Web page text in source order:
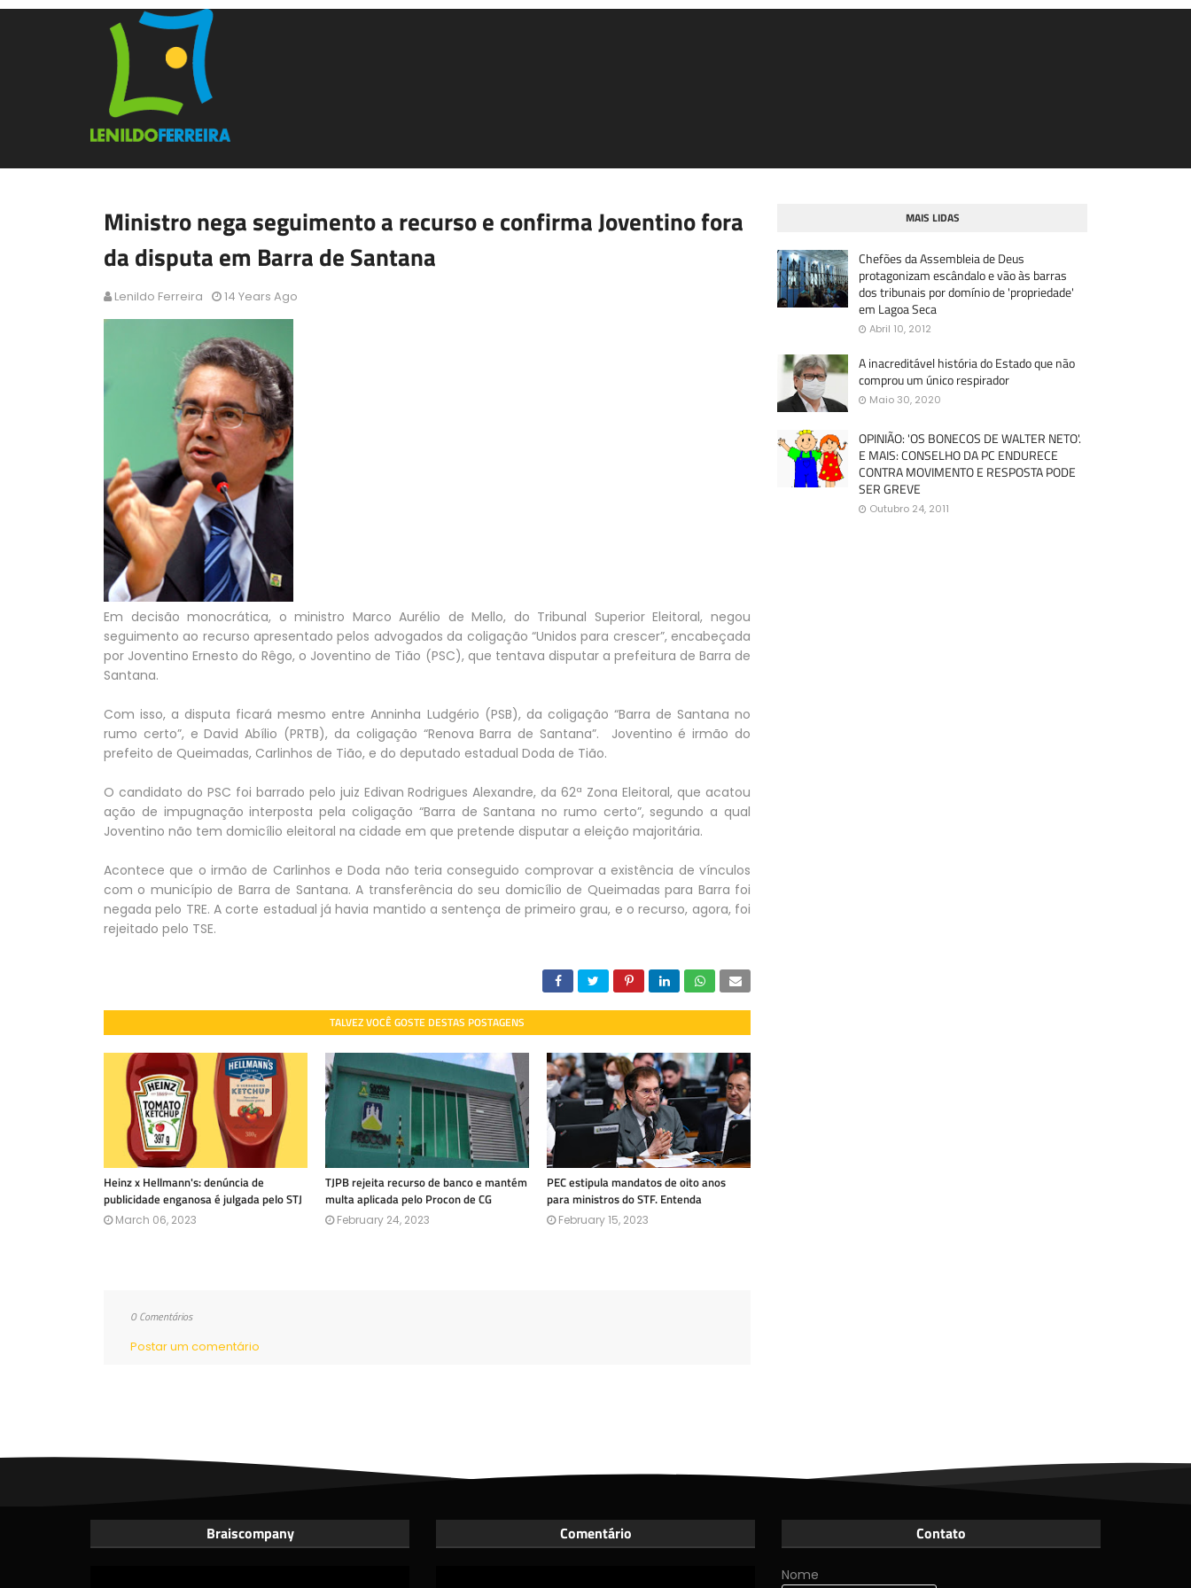
Ministro nega seguimento a recurso e confirma Joventino fora
da disputa em Barra de Santana
Lenildo Ferreira 14 Years Ago
Em decisão monocrática, o ministro Marco Aurélio de Mello, do Tribunal Superior Eleitoral, negou
seguimento ao recurso apresentado pelos advogados da coligação “Unidos para crescer”, encabeçada
por Joventino Ernesto do Rêgo, o Joventino de Tião (PSC), que tentava disputar a prefeitura de Barra de
Santana.
Com isso, a disputa ficará mesmo entre Anninha Ludgério (PSB), da coligação “Barra de Santana no
rumo certo”, e David Abílio (PRTB), da coligação “Renova Barra de Santana”. Joventino é irmão do
prefeito de Queimadas, Carlinhos de Tião, e do deputado estadual Doda de Tião.
O candidato do PSC foi barrado pelo juiz Edivan Rodrigues Alexandre, da 62ª Zona Eleitoral, que acatou
ação de impugnação interposta pela coligação “Barra de Santana no rumo certo”, segundo a qual
Joventino não tem domicílio eleitoral na cidade em que pretende disputar a eleição majoritária.
Acontece que o irmão de Carlinhos e Doda não teria conseguido comprovar a existência de vínculos
com o município de Barra de Santana. A transferência do seu domicílio de Queimadas para Barra foi
negada pelo TRE. A corte estadual já havia mantido a sentença de primeiro grau, e o recurso, agora, foi
rejeitado pelo TSE.
TALVEZ VOCÊ GOSTE DESTAS POSTAGENS
Heinz x Hellmann's: denúncia de
publicidade enganosa é julgada pelo STJ
March 06, 2023
TJPB rejeita recurso de banco e mantém
multa aplicada pelo Procon de CG
February 24, 2023
PEC estipula mandatos de oito anos
para ministros do STF. Entenda
February 15, 2023
0 Comentários
Postar um comentário
MAIS LIDAS
Chefões da Assembleia de Deus
protagonizam escândalo e vão às barras
dos tribunais por domínio de 'propriedade'
em Lagoa Seca
Abril 10, 2012
A inacreditável história do Estado que não
comprou um único respirador
Maio 30, 2020
OPINIÃO: 'OS BONECOS DE WALTER NETO'.
E MAIS: CONSELHO DA PC ENDURECE
CONTRA MOVIMENTO E RESPOSTA PODE
SER GREVE
Outubro 24, 2011
Braiscompany Comentário Contato
Nome